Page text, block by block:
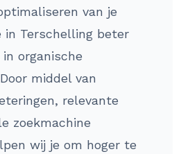
van je
in Terschelling beter
organische
middel van
relevante
zoekmachine
wij je om hoger te